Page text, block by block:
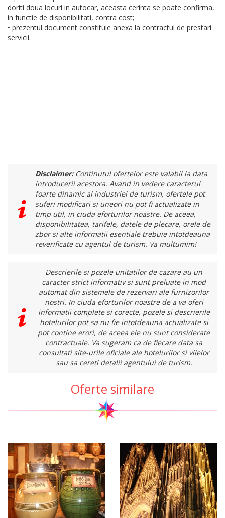
doriti doua locuri in autocar, aceasta cerinta se poate confirma,
in functie de disponibilitati, contra cost;
• prezentul document constituie anexa la contractul de prestari
servicii.
Disclaimer:Continutul ofertelor este valabil la data
introducerii acestora. Avand in vedere caracterul
foarte dinamic al industriei de turism, ofertele pot
suferi modificari si uneori nu pot fi actualizate in
timp util, in ciuda eforturilor noastre. De aceea,
disponibilitatea, tarifele, datele de plecare, orele de
zbor si alte informatii esentiale trebuie intotdeauna
reverificate cu agentul de turism. Va multumim!
Descrierile si pozele unitatilor de cazare au un
caracter strict informativ si sunt preluate in mod
automat din sistemele de rezervari ale furnizorilor
nostri. In ciuda eforturilor noastre de a va oferi
informatii complete si corecte, pozele si descrierile
hotelurilor pot sa nu fie intotdeauna actualizate si
pot contine erori, de aceea ele nu sunt considerate
contractuale. Va sugeram ca de fiecare data sa
consultati site-urile oficiale ale hotelurilor si vilelor
sau sa cereti detalii agentului de turism.
Oferte similare